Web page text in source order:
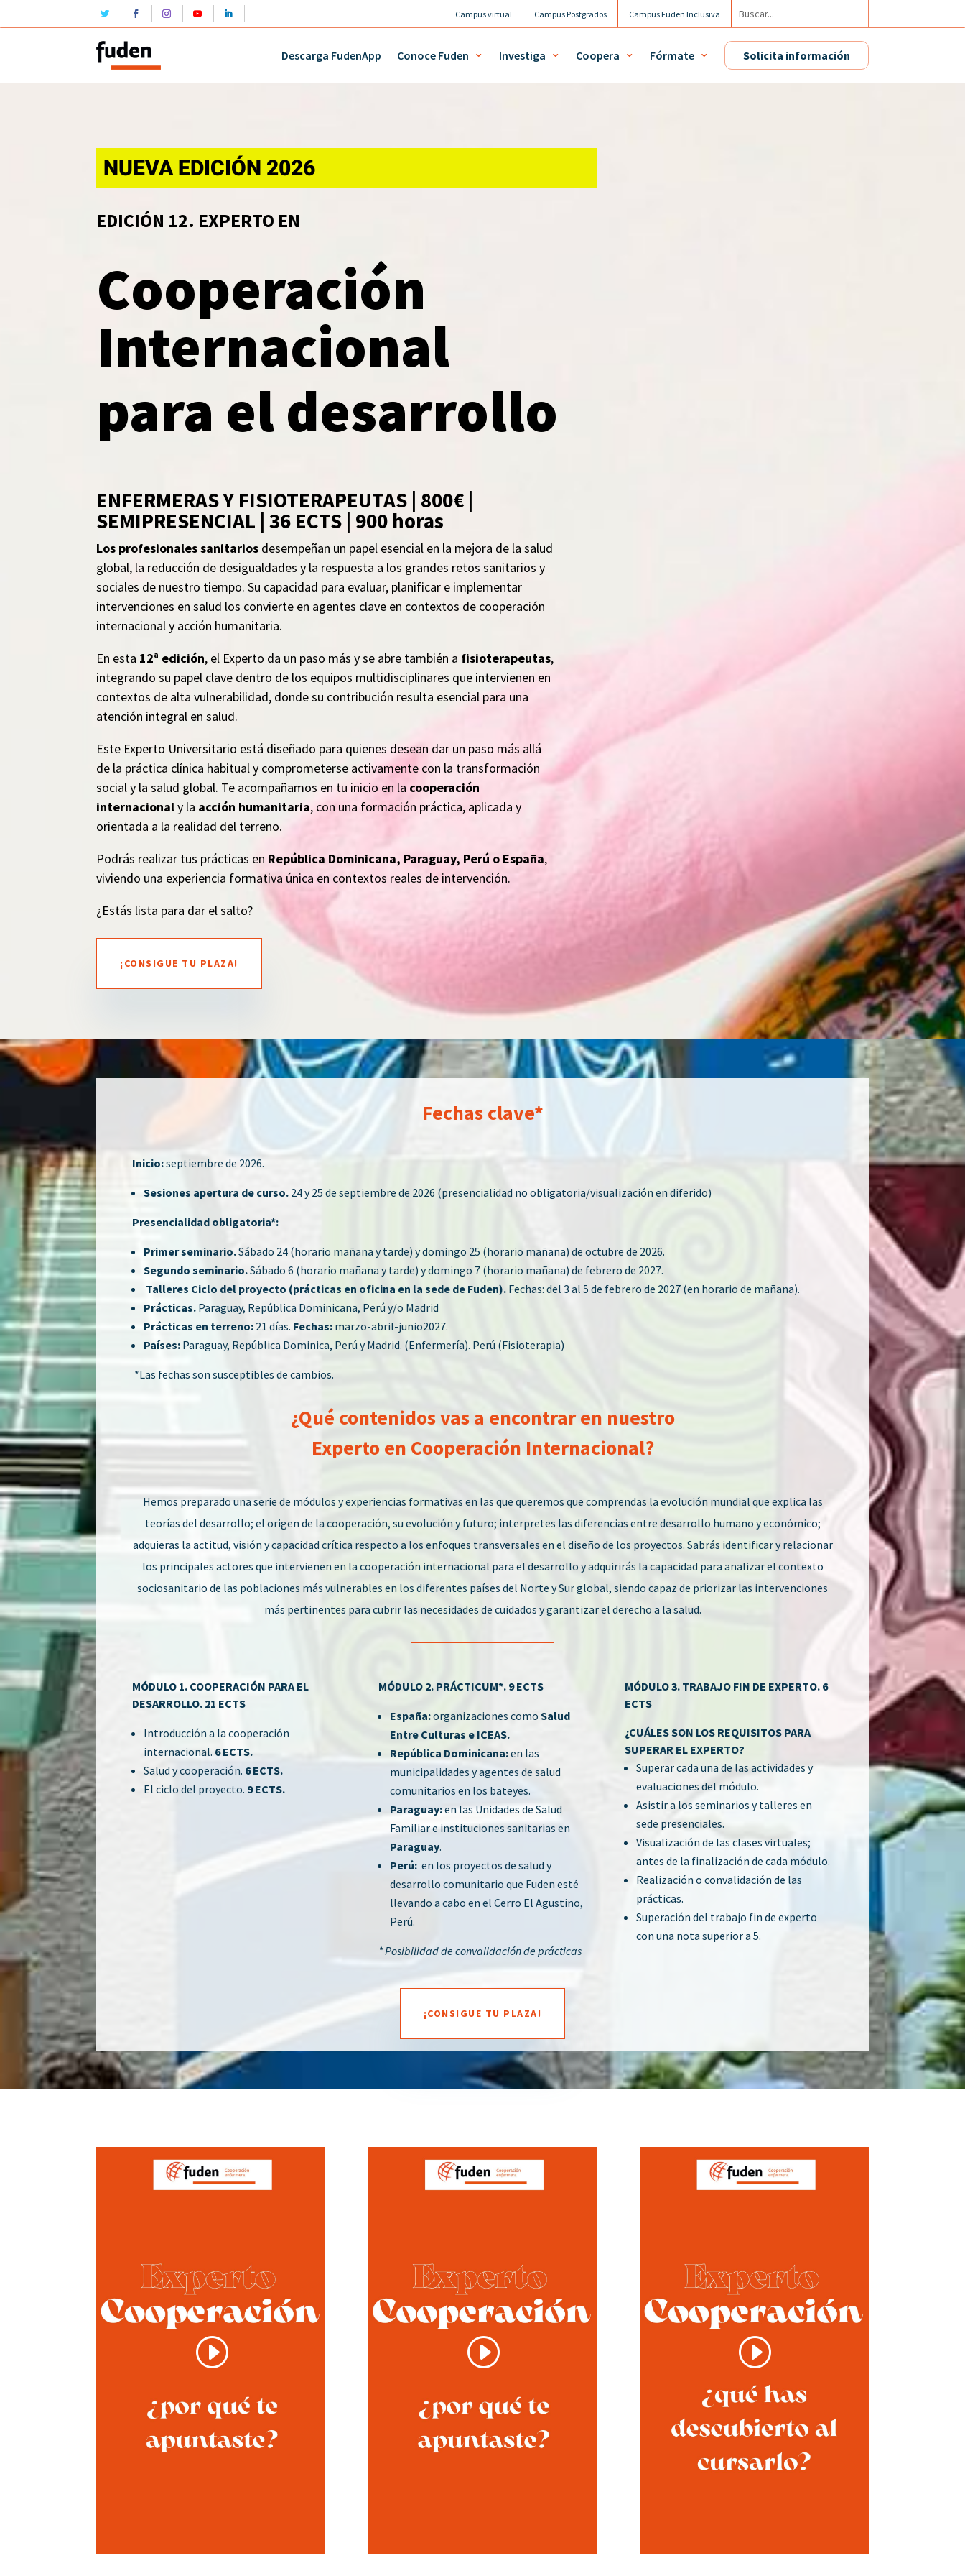
Campus Fuden Inclusiva
Campus Postgrados
Campus virtual
Descarga FudenApp Conoce Fuden Investiga Coopera Fórmate Solicita información
NUEVA EDICIÓN 2026
EDICIÓN 12. EXPERTO EN
Cooperación
Internacional
para el desarrollo
ENFERMERAS Y FISIOTERAPEUTAS | 800€ |
SEMIPRESENCIAL | 36 ECTS | 900 horas
Los profesionales sanitarios desempeñan un papel esencial en la mejora de la salud
global, la reducción de desigualdades y la respuesta a los grandes retos sanitarios y
sociales de nuestro tiempo. Su capacidad para evaluar, planificar e implementar
intervenciones en salud los convierte en agentes clave en contextos de cooperación
internacional y acción humanitaria.
En esta 12ª edición, el Experto da un paso más y se abre también a fisioterapeutas,
integrando su papel clave dentro de los equipos multidisciplinares que intervienen en
contextos de alta vulnerabilidad, donde su contribución resulta esencial para una
atención integral en salud.
Este Experto Universitario está diseñado para quienes desean dar un paso más allá
de la práctica clínica habitual y comprometerse activamente con la transformación
social y la salud global. Te acompañamos en tu inicio en la cooperación
internacionaly la acción humanitaria, con una formación práctica, aplicada y
orientada a la realidad del terreno.
Podrás realizar tus prácticas en República Dominicana, Paraguay, Perú o España,
viviendo una experiencia formativa única en contextos reales de intervención.
¿Estás lista para dar el salto?
¡CONSIGUE TU PLAZA!
Fechas clave*
Inicio:septiembre de 2026.
Sesiones apertura de curso. 24 y 25 de septiembre de 2026 (presencialidad no obligatoria/visualización en diferido)
Presencialidad obligatoria*:
Primer seminario.Sábado 24 (horario mañana y tarde) y domingo 25 (horario mañana) de octubre de 2026.
Segundo seminario.Sábado 6 (horario mañana y tarde) y domingo 7 (horario mañana) de febrero de 2027.
Talleres Ciclo del proyecto (prácticas en oficina en la sede de Fuden). Fechas: del 3 al 5 de febrero de 2027 (en horario de mañana).
Prácticas. Paraguay, República Dominicana, Perú y/o Madrid
Prácticas en terreno: 21 días. Fechas: marzo-abril-junio2027.
Países: Paraguay, República Dominica, Perú y Madrid. (Enfermería). Perú (Fisioterapia)
*Las fechas son susceptibles de cambios.
¿Qué contenidos vas a encontrar en nuestro
Experto en Cooperación Internacional?
Hemos preparado una serie de módulos y experiencias formativas en las que queremos que comprendas la evolución mundial que explica las
teorías del desarrollo; el origen de la cooperación, su evolución y futuro; interpretes las diferencias entre desarrollo humano y económico;
adquieras la actitud, visión y capacidad crítica respecto a los enfoques transversales en el diseño de los proyectos. Sabrás identificar y relacionar
los principales actores que intervienen en la cooperación internacional para el desarrollo y adquirirás la capacidad para analizar el contexto
sociosanitario de las poblaciones más vulnerables en los diferentes países del Norte y Sur global, siendo capaz de priorizar las intervenciones
más pertinentes para cubrir las necesidades de cuidados y garantizar el derecho a la salud.
MÓDULO 1. COOPERACIÓN PARA EL
DESARROLLO. 21 ECTS
Introducción a la cooperación
internacional. 6 ECTS.
Salud y cooperación. 6 ECTS.
El ciclo del proyecto. 9 ECTS.
MÓDULO 2. PRÁCTICUM*. 9 ECTS
España:organizaciones comoSalud
Entre Culturas e ICEAS.
República Dominicana:en las
municipalidades y agentes de salud
comunitarios en los bateyes.
Paraguay:en las Unidades de Salud
Familiar e instituciones sanitarias en
Paraguay.
Perú: en los proyectos de salud y
desarrollo comunitario que Fuden esté
llevando a cabo en el Cerro El Agustino,
Perú.
* Posibilidad de convalidación de prácticas
MÓDULO 3. TRABAJO FIN DE EXPERTO. 6
ECTS
¿CUÁLES SON LOS REQUISITOS PARA
SUPERAR EL EXPERTO?
Superar cada una de las actividades y
evaluaciones del módulo.
Asistir a los seminarios y talleres en
sede presenciales.
Visualización de las clases virtuales;
antes de la finalización de cada módulo.
Realización o convalidación de las
prácticas.
Superación del trabajo fin de experto
con una nota superior a 5.
¡CONSIGUE TU PLAZA!